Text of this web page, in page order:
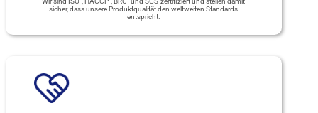
sicher, dass unsere Produktqualität den weltweiten Standards
entspricht.